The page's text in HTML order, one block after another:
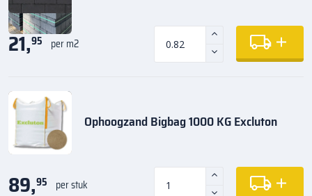
21,95 per m2
Ophoogzand Bigbag 1000 KG Excluton
89,95 per stuk